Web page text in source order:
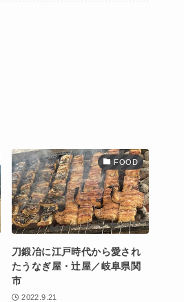
FOOD
刀鍛冶に江戸時代から愛され
たうなぎ屋・辻屋／岐阜県関
市
2022.9.21